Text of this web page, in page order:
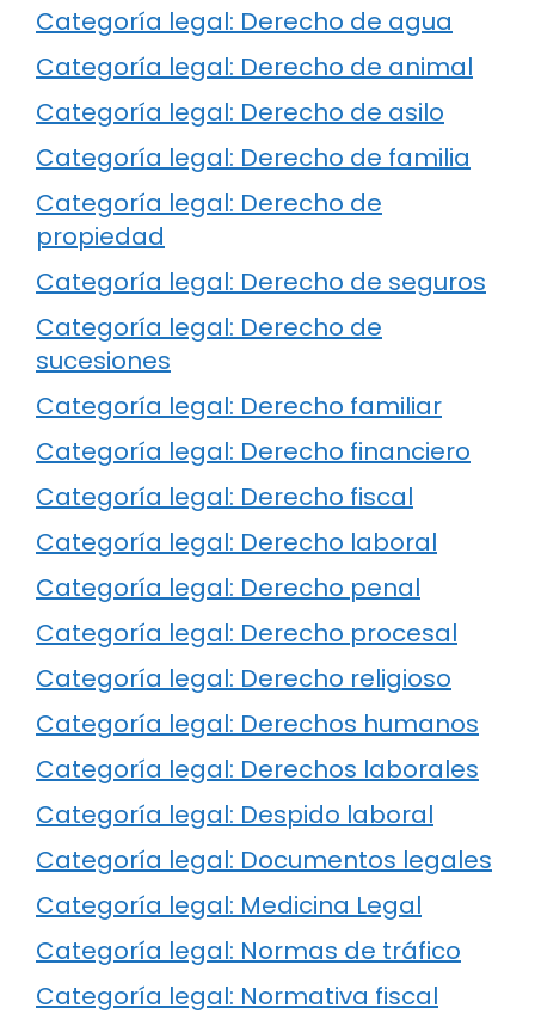
Categoría legal: Derecho de agua
Categoría legal: Derecho de animal
Categoría legal: Derecho de asilo
Categoría legal: Derecho de familia
Categoría legal: Derecho de
propiedad
Categoría legal: Derecho de seguros
Categoría legal: Derecho de
sucesiones
Categoría legal: Derecho familiar
Categoría legal: Derecho financiero
Categoría legal: Derecho fiscal
Categoría legal: Derecho laboral
Categoría legal: Derecho penal
Categoría legal: Derecho procesal
Categoría legal: Derecho religioso
Categoría legal: Derechos humanos
Categoría legal: Derechos laborales
Categoría legal: Despido laboral
Categoría legal: Documentos legales
Categoría legal: Medicina Legal
Categoría legal: Normas de tráfico
Categoría legal: Normativa fiscal